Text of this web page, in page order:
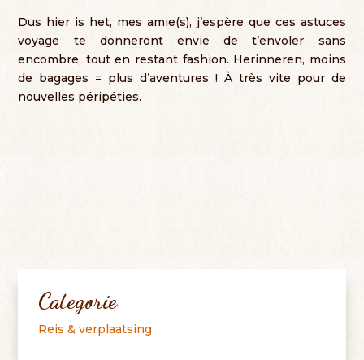
Dus hier is het, mes amie(s), j’espère que ces astuces
voyage te donneront envie de t’envoler sans
encombre, tout en restant fashion. Herinneren, moins
de bagages = plus d’aventures ! À très vite pour de
nouvelles péripéties.
Categorie
Reis & verplaatsing